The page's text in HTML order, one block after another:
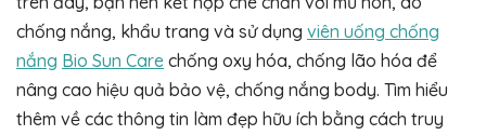
chống nắng, khẩu trang và sử dụng viên uống chống
nắng Bio Sun Care chống oxy hóa, chống lão hóa để
nâng cao hiệu quả bảo vệ, chống nắng body. Tìm hiểu
thêm về các thông tin làm đẹp hữu ích bằng cách truy